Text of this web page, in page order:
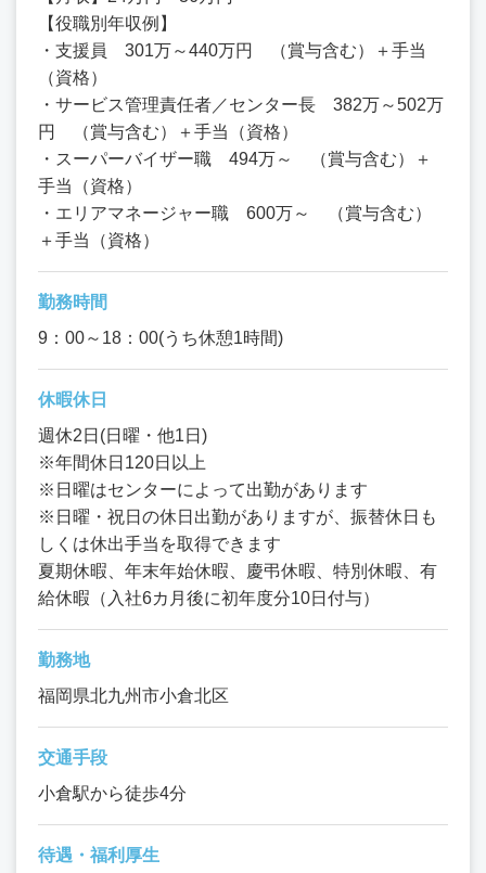
【役職別年収例】
・支援員 301万～440万円 （賞与含む）＋手当
（資格）
・サービス管理責任者／センター長 382万～502万
円 （賞与含む）＋手当（資格）
・スーパーバイザー職 494万～ （賞与含む）＋
手当（資格）
・エリアマネージャー職 600万～ （賞与含む）
＋手当（資格）
勤務時間
9：00～18：00(うち休憩1時間)
休暇休日
週休2日(日曜・他1日)
※年間休日120日以上
※日曜はセンターによって出勤があります
※日曜・祝日の休日出勤がありますが、振替休日も
しくは休出手当を取得できます
夏期休暇、年末年始休暇、慶弔休暇、特別休暇、有
給休暇（入社6カ月後に初年度分10日付与）
勤務地
福岡県北九州市小倉北区
交通手段
小倉駅から徒歩4分
待遇・福利厚生